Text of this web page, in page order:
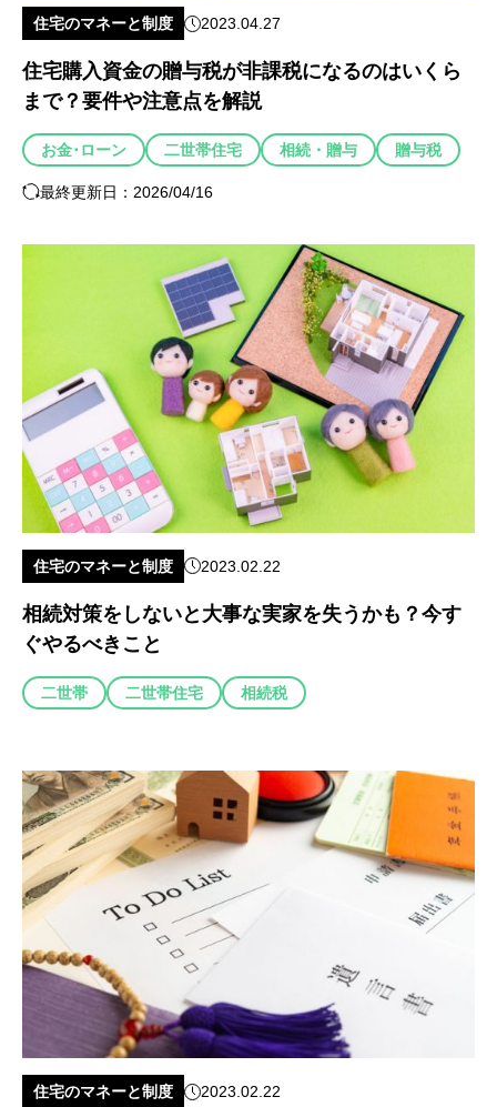
住宅のマネーと制度 2023.04.27
住宅購入資金の贈与税が非課税になるのはいくら
まで？要件や注意点を解説
お金･ローン 二世帯住宅 相続・贈与 贈与税
最終更新日：2026/04/16
住宅のマネーと制度 2023.02.22
相続対策をしないと大事な実家を失うかも？今す
ぐやるべきこと
二世帯 二世帯住宅 相続税
住宅のマネーと制度 2023.02.22